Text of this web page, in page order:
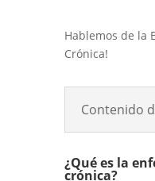
Hablemos de la
Crónica!
Contenido
¿Qué es la
crónica?